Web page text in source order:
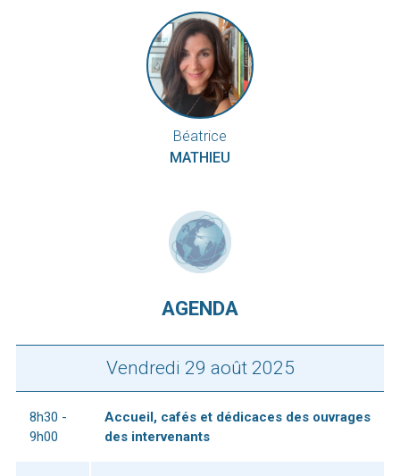
Béatrice
MATHIEU
AGENDA
Vendredi 29 août 2025
8h30 -
9h00
Accueil, cafés et dédicaces des ouvrages
des intervenants